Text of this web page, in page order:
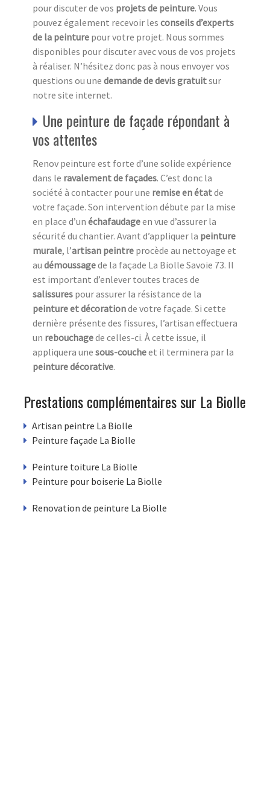
pour discuter de vos projets de peinture. Vous
pouvez également recevoir les conseils d’experts
de la peinture pour votre projet. Nous sommes
disponibles pour discuter avec vous de vos projets
à réaliser. N’hésitez donc pas à nous envoyer vos
questions ou une demande de devis gratuitsur
notre site internet.
Une peinture de façade répondant à
vos attentes
Renov peinture est forte d’une solide expérience
dans le ravalement de façades. C’est donc la
société à contacter pour une remise en étatde
votre façade. Son intervention débute par la mise
en place d’un échafaudageen vue d’assurer la
sécurité du chantier. Avant d’appliquer la peinture
murale, l’artisan peintre procède au nettoyage et
au démoussagede la façade La Biolle Savoie 73. Il
est important d’enlever toutes traces de
salissures pour assurer la résistance de la
peinture et décorationde votre façade. Si cette
dernière présente des fissures, l’artisan effectuera
un rebouchagede celles-ci. À cette issue, il
appliquera une sous-coucheet il terminera par la
peinture décorative.
Prestations complémentaires sur La Biolle
Artisan peintre La Biolle
Peinture façade La Biolle
Peinture toiture La Biolle
Peinture pour boiserie La Biolle
Renovation de peinture La Biolle